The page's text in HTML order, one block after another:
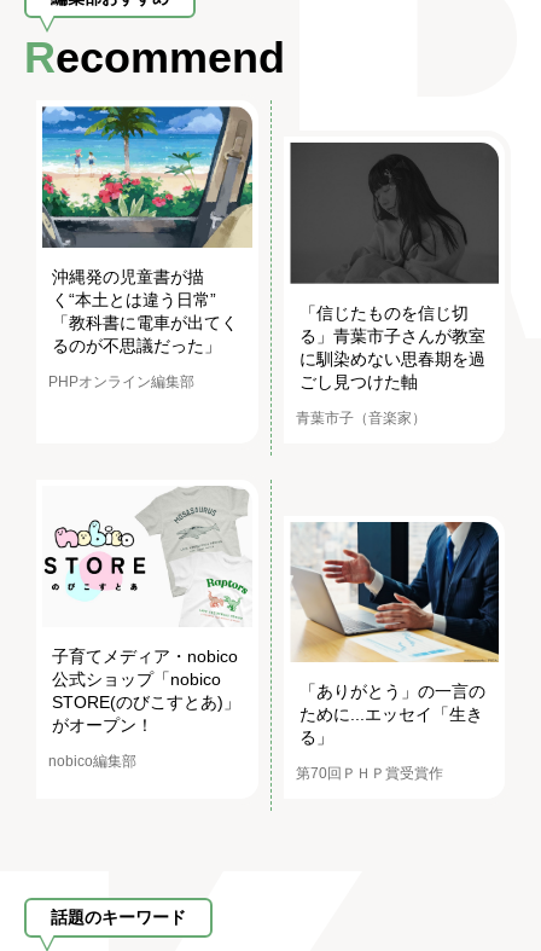
Recommend
沖縄発の児童書が描
く“本土とは違う日常”
「教科書に電車が出てく
るのが不思議だった」
PHPオンライン編集部
「信じたものを信じ切
る」青葉市子さんが教室
に馴染めない思春期を過
ごし見つけた軸
青葉市子（音楽家）
子育てメディア・nobico
公式ショップ「nobico
STORE(のびこすとあ)」
がオープン！
nobico編集部
「ありがとう」の一言の
ために...エッセイ「生き
る」
第70回ＰＨＰ賞受賞作
話題のキーワード